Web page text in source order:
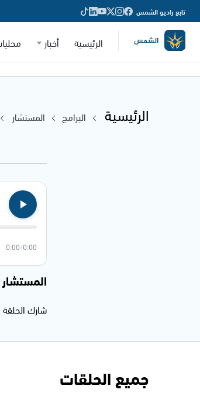
تابع راديو الشمس
الرئيسية أخبار
الرئيسية البرامج المستشار
0:00
/
0:00
المستشار -
شارك الحلقة
جميع الحلقات